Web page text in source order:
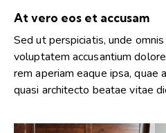
At vero eos et accusam
Sed ut perspiciatis, unde
voluptatem accusantium
rem aperiam eaque ipsa,
quasi architecto beatae vitae